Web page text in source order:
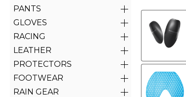
PANTS
GLOVES
RACING
LEATHER
PROTECTORS
FOOTWEAR
RAIN GEAR